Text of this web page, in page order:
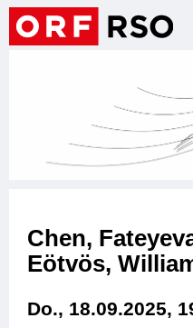
Direkt
zum
Chen,
Eötvös,
Do., 18.09.2025,